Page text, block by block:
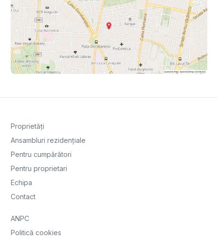
Proprietăți
Ansambluri rezidențiale
Pentru cumpărători
Pentru proprietari
Echipa
Contact
ANPC
Politică cookies